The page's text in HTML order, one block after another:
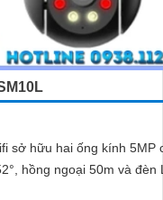
sở hữu hai ống kính 5MP
hồng ngoại 50m và đèn